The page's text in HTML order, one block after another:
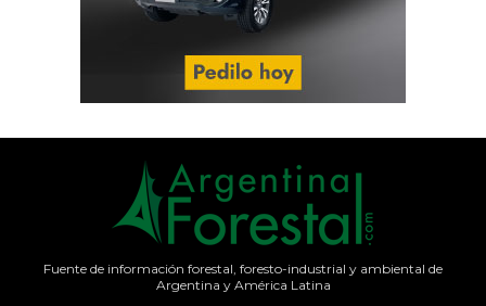
Fuente de información forestal, foresto-industrial y ambiental de
Argentina y América Latina